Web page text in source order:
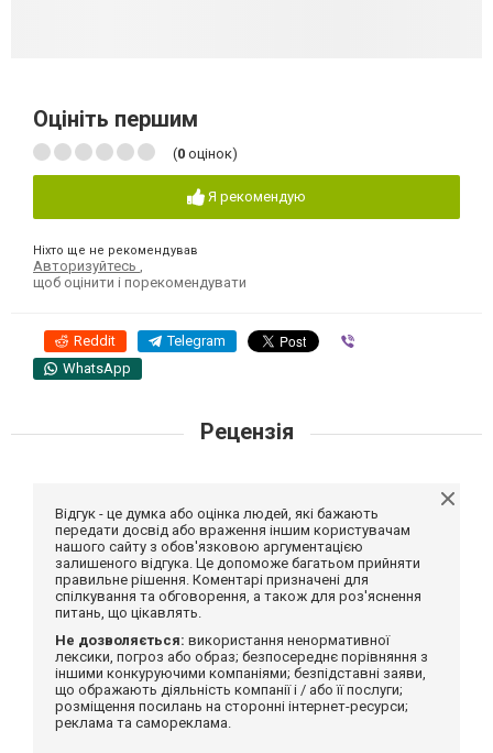
Оцініть першим
(0 оцінок)
Я рекомендую
Ніхто ще не рекомендував
Авторизуйтесь ,
щоб оцінити і порекомендувати
Reddit Telegram
WhatsApp
Рецензія
Відгук - це думка або оцінка людей, які бажають
передати досвід або враження іншим користувачам
нашого сайту з обов'язковою аргументацією
залишеного відгука. Це допоможе багатьом прийняти
правильне рішення. Коментарі призначені для
спілкування та обговорення, а також для роз'яснення
питань, що цікавлять.
Не дозволяється: використання ненормативної
лексики, погроз або образ; безпосереднє порівняння з
іншими конкуруючими компаніями; безпідставні заяви,
що ображають діяльність компанії і / або її послуги;
розміщення посилань на сторонні інтернет-ресурси;
реклама та самореклама.